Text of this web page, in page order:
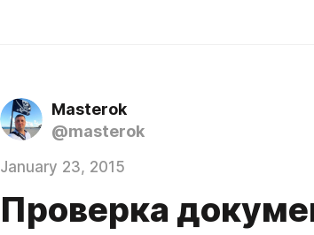
Masterok
@masterok
January 23, 2015
Проверка